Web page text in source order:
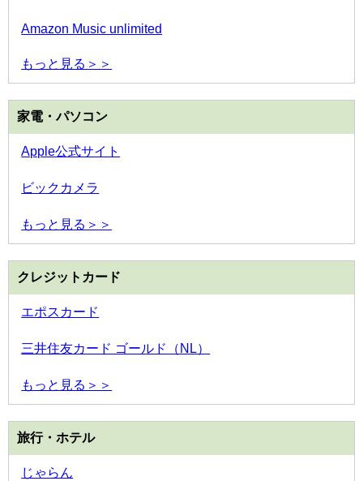
Amazon Music unlimited
もっと見る＞＞
家電・パソコン
Apple公式サイト
ビックカメラ
もっと見る＞＞
クレジットカード
エポスカード
三井住友カード ゴールド（NL）
もっと見る＞＞
旅行・ホテル
じゃらん